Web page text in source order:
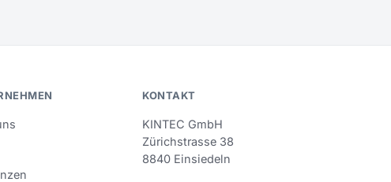
KONTAKT
KINTEC GmbH
Zürichstrasse 38
8840 Einsiedeln